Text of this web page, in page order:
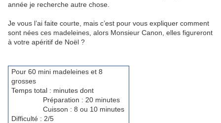
année je recherche autre chose.
Je vous l’ai faite courte, mais c’est pour vous expliquer comment
sont nées ces madeleines, alors Monsieur Canon, elles figureront
à votre apéritif de Noël ?
Pour 60 mini madeleines et 8
grosses
Temps total : minutes dont
Préparation : 20 minutes
Cuisson : 8 ou 10 minutes
Difficulté : 2/5